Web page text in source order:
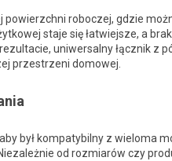
powierzchni roboczej, gdzie
staje się łatwiejsze, a
uniwersalny łącznik z
przestrzeni domowej.
był kompatybilny z wieloma
od rozmiarów czy